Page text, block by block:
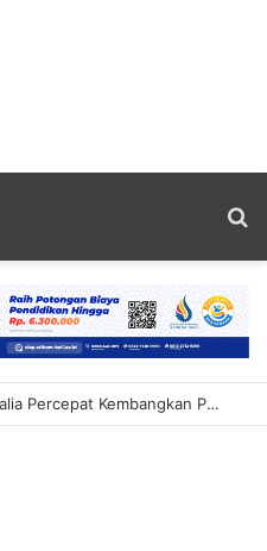
Kerja Sama Indonesia-Australia Percepat Kembangkan PLTS Atap Di Bali Fokus Transfer Teknologi Solar Panel